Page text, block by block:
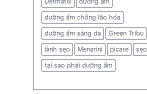
dưỡng ẩm chống lão hóa
dưỡng ẩm sáng da Green Tribu
lành sẹo Menarini picare sẹo
tại sao phải dưỡng ẩm